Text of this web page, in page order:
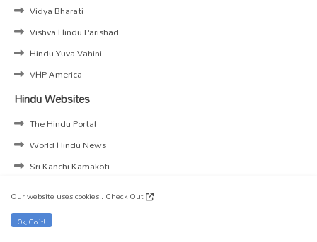
Vidya Bharati
Vishva Hindu Parishad
Hindu Yuva Vahini
VHP America
Hindu Websites
The Hindu Portal
World Hindu News
Sri Kanchi Kamakoti
Shri Badarinath Kedarnath
Our website uses cookies..Check Out
Ok, Go it!